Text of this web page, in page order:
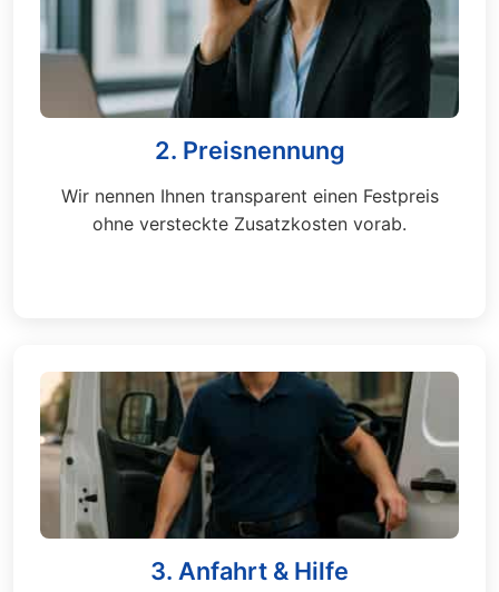
2. Preisnennung
Wir nennen Ihnen transparent einen Festpreis
ohne versteckte Zusatzkosten vorab.
3. Anfahrt & Hilfe